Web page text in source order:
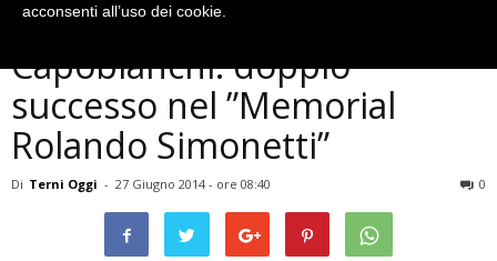
Ternana Ciclismo-
Capobianchi: doppio
successo nel ”Memorial
Rolando Simonetti”
Di Terni Oggi - 27 Giugno 2014 - ore 08:40 0
acconsenti all’uso dei cookie.